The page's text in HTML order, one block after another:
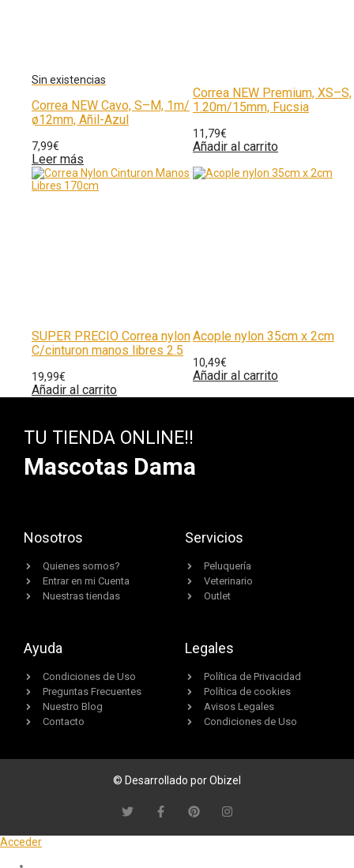
Correa NEW Cavo, S–M, 1m/
ø12mm, Añil-Azul
7,99€
Leer más
Correa NEW Premium, XS–S,
1.20m/15mm, Fucsia
11,79€
Añadir al carrito
SUPER PRECIO Correa nylon
C/cinturon manos libres 2.5
19,99€
Añadir al carrito
Acople nylon 35cm x 2cm
10,49€
Añadir al carrito
TU TIENDA ONLINE!!
Mascotas Dama
Nosotros
Quienes somos?
Entrar en mi Cuenta
Nuestras tiendas
Servicios
Peluquería
Veterinario
Outlet
Ayuda
Condiciones de Uso
Preguntas Frecuentes
Nuestro Blog
Contacto
Legales
Política de Privacidad
Política de cookies
Avisos Legales
Condiciones de Uso
© Desarrollado por Obizel
Acceder